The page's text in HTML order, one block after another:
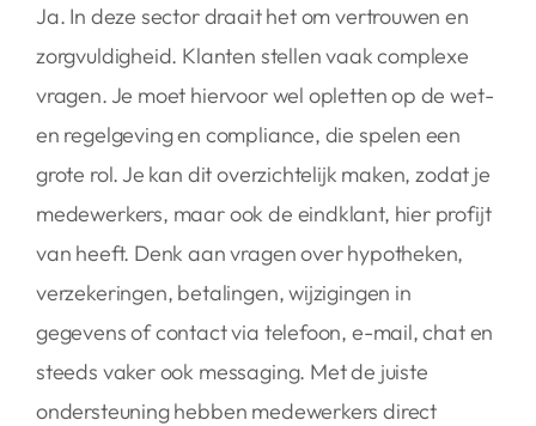
Ja. In deze sector draait het om vertrouwen en
zorgvuldigheid. Klanten stellen vaak complexe
vragen. Je moet hiervoor wel opletten op de wet-
en regelgeving en compliance, die spelen een
grote rol. Je kan dit overzichtelijk maken, zodat je
medewerkers, maar ook de eindklant, hier profijt
van heeft. Denk aan vragen over hypotheken,
verzekeringen, betalingen, wijzigingen in
gegevens of contact via telefoon, e-mail, chat en
steeds vaker ook messaging. Met de juiste
ondersteuning hebben medewerkers direct